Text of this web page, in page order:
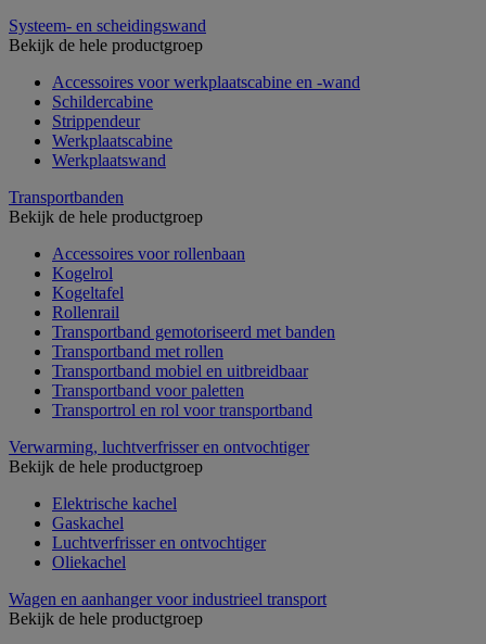
Systeem- en scheidingswand
Bekijk de hele productgroep
Accessoires voor werkplaatscabine en -wand
Schildercabine
Strippendeur
Werkplaatscabine
Werkplaatswand
Transportbanden
Bekijk de hele productgroep
Accessoires voor rollenbaan
Kogelrol
Kogeltafel
Rollenrail
Transportband gemotoriseerd met banden
Transportband met rollen
Transportband mobiel en uitbreidbaar
Transportband voor paletten
Transportrol en rol voor transportband
Verwarming, luchtverfrisser en ontvochtiger
Bekijk de hele productgroep
Elektrische kachel
Gaskachel
Luchtverfrisser en ontvochtiger
Oliekachel
Wagen en aanhanger voor industrieel transport
Bekijk de hele productgroep